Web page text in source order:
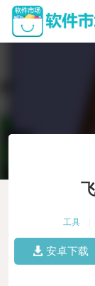
工具
安卓下载